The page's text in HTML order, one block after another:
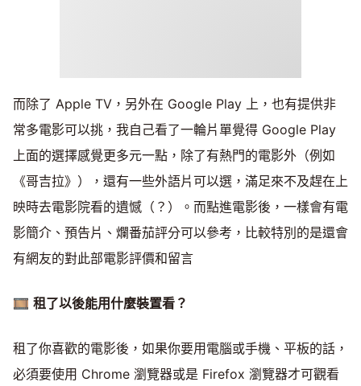
而除了 Apple TV，另外在 Google Play 上，也有提供非
常多電影可以挑，我自己看了一輪片單覺得 Google Play
上面的選擇感覺更多元一點，除了有熱門的電影外（例如
《哥吉拉》），還有一些外語片可以選，滿足來不及趕在上
映時去電影院看的遺憾（？）。而點進電影後，一樣會有電
影簡介、預告片、爛番茄評分可以參考，比較特別的是還會
有網友的對此部電影評價和留言
🎞 租了以後能用什麼裝置看？
租了你喜歡的電影後，如果你要用電腦或手機、平板的話，
必須要使用 Chrome 瀏覽器或是 Firefox 瀏覽器才可觀看